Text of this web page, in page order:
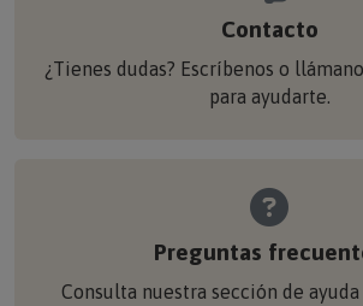
Contacto
¿Tienes dudas? Escríbenos o
para ayudarte.
Preguntas
Consulta nuestra sección de